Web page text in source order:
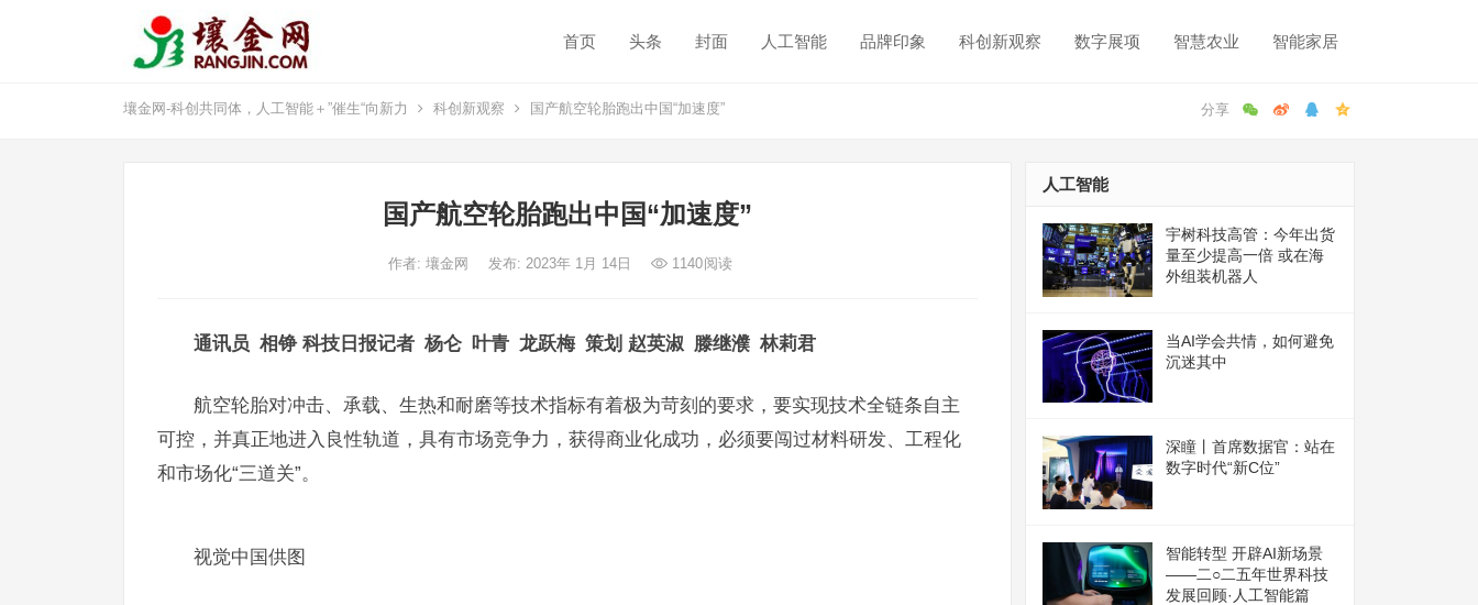
首页 头条 封面 人工智能 品牌印象 科创新观察 数字展项 智慧农业 智能家居
壤金网-科创共同体，人工智能＋”催生“向新力 科创新观察 国产航空轮胎跑出中国“加速度”
国产航空轮胎跑出中国“加速度”
作者: 壤金网 发布: 2023年 1月 14日 1140阅读
通讯员 相铮 科技日报记者 杨仑 叶青 龙跃梅 策划 赵英淑 滕继濮 林莉君
航空轮胎对冲击、承载、生热和耐磨等技术指标有着极为苛刻的要求，要实现技术全链条自主
可控，并真正地进入良性轨道，具有市场竞争力，获得商业化成功，必须要闯过材料研发、工程化
和市场化“三道关”。
视觉中国供图
人工智能
宇树科技高管：今年出货
量至少提高一倍 或在海
外组装机器人
当AI学会共情，如何避免
沉迷其中
深瞳丨首席数据官：站在
数字时代“新C位”
智能转型 开辟AI新场景
——二○二五年世界科技
发展回顾·人工智能篇